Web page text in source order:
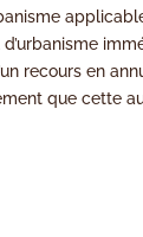
recours en
que cette